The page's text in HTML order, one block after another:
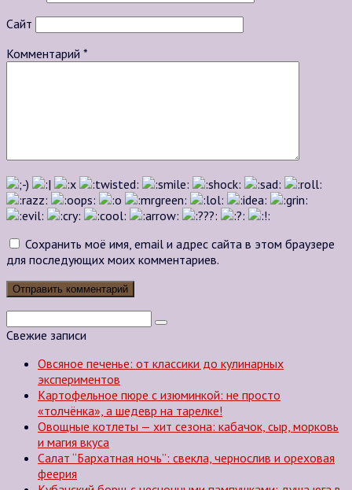
Сайт
Комментарий *
Сохранить моё имя, email и адрес сайта в этом браузере
для последующих моих комментариев.
Поиск:
Свежие записи
Овсяное печенье: от классики до кулинарных
экспериментов
Картофельное пюре с изюминкой: не просто
«толчёнка», а шедевр на тарелке!
Овощные котлеты — хит сезона: кабачок, сыр, морковь
и магия вкуса
Салат “Бархатная ночь”: свекла, чернослив и ореховая
феерия